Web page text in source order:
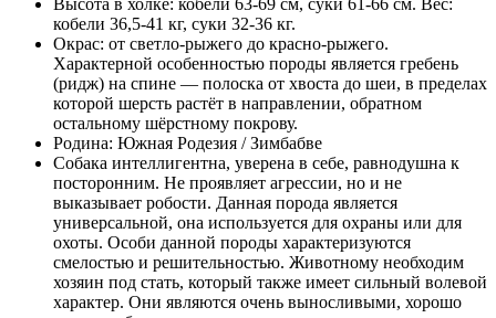
Высота в холке: кобели 63-69 см, суки 61-66 см. Вес:
кобели 36,5-41 кг, суки 32-36 кг.
Окрас: от светло-рыжего до красно-рыжего.
Характерной особенностью породы является гребень
(ридж) на спине — полоска от хвоста до шеи, в пределах
которой шерсть растёт в направлении, обратном
остальному шёрстному покрову.
Родина: Южная Родезия / Зимбабве
Собака интеллигентна, уверена в себе, равнодушна к
посторонним. Не проявляет агрессии, но и не
выказывает робости. Данная порода является
универсальной, она используется для охраны или для
охоты. Особи данной породы характеризуются
смелостью и решительностью. Животному необходим
хозяин под стать, который также имеет сильный волевой
характер. Они являются очень выносливыми, хорошо